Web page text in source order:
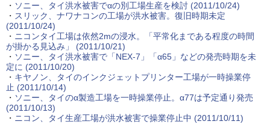
・ ソニー、タイ洪水被害でαの別工場生産を検討 (2011/10/24)
・ スリック、ナワナコンの工場が洪水被害。復旧時期未定
(2011/10/24)
・ ニコンタイ工場は依然2mの浸水。「平常化まである程度の時間
が掛かる見込み」 (2011/10/21)
・ ソニー、タイ洪水被害で「NEX-7」「α65」などの発売時期を未
定に (2011/10/20)
・ キヤノン、タイのインクジェットプリンター工場が一時操業停
止 (2011/10/14)
・ ソニー、タイのα製造工場を一時操業停止。α77は予定通り発売
(2011/10/13)
・ ニコン、タイ生産工場が洪水被害で操業停止中 (2011/10/11)